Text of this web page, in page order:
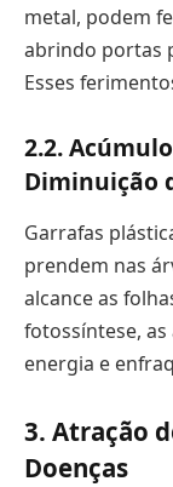
metal, podem
abrindo portas
Esses
2.2.
Diminuição
Garrafas
prendem nas
alcance as
fotossíntese,
energia e
3. Atração
Doenças